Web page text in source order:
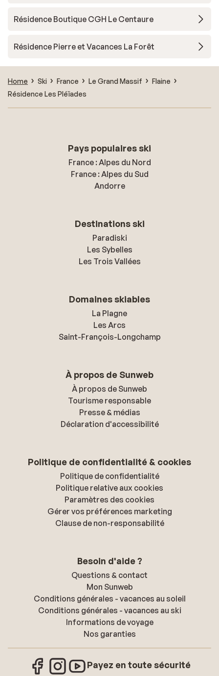
Résidence Boutique CGH Le Centaure
Résidence Pierre et Vacances La Forêt
Home Ski France Le Grand Massif
Flaine
Résidence Les Pléïades
Pays populaires ski
France : Alpes du Nord
France : Alpes du Sud
Andorre
Destinations ski
Paradiski
Les Sybelles
Les Trois Vallées
Domaines skiables
La Plagne
Les Arcs
Saint-François-Longchamp
À propos de Sunweb
À propos de Sunweb
Tourisme responsable
Presse & médias
Déclaration d'accessibilité
Politique de confidentialité & cookies
Politique de confidentialité
Politique relative aux cookies
Paramètres des cookies
Gérer vos préférences marketing
Clause de non-responsabilité
Besoin d'aide ?
Questions & contact
Mon Sunweb
Conditions générales - vacances au soleil
Conditions générales - vacances au ski
Informations de voyage
Nos garanties
Payez en toute sécurité